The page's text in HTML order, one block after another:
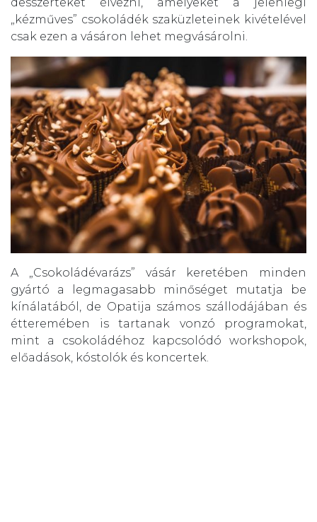
desszerteket élvezni, amelyeket a jelenlegi
„kézműves” csokoládék szaküzleteinek kivételével
csak ezen a vásáron lehet megvásárolni.
A „Csokoládévarázs” vásár keretében minden
gyártó a legmagasabb minőséget mutatja be
kínálatából, de Opatija számos szállodájában és
étteremében is tartanak vonzó programokat,
mint a csokoládéhoz kapcsolódó workshopok,
előadások, kóstolók és koncertek.